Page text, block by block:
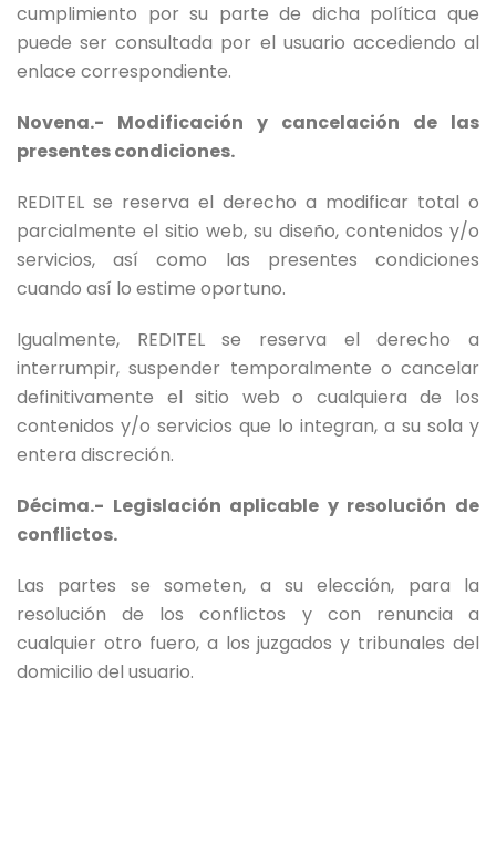
cumplimiento por su parte de dicha política que
puede ser consultada por el usuario accediendo al
enlace correspondiente.
Novena.- Modificación y cancelación de las
presentes condiciones.
REDITEL se reserva el derecho a modificar total o
parcialmente el sitio web, su diseño, contenidos y/o
servicios, así como las presentes condiciones
cuando así lo estime oportuno.
Igualmente, REDITEL se reserva el derecho a
interrumpir, suspender temporalmente o cancelar
definitivamente el sitio web o cualquiera de los
contenidos y/o servicios que lo integran, a su sola y
entera discreción.
Décima.- Legislación aplicable y resolución de
conflictos.
Las partes se someten, a su elección, para la
resolución de los conflictos y con renuncia a
cualquier otro fuero, a los juzgados y tribunales del
domicilio del usuario.